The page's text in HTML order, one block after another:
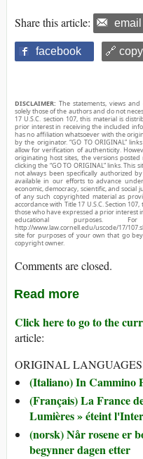
Share this article: email
facebook 🔗
DISCLAIMER: The statements, views
solely those of the authors and do not
17 U.S.C. section 107, this material is
prior interest in receiving the included
has no affiliation whatsoever with the
by the originator. “GO TO ORIGINAL”
allow for verification of authenticity.
originating host sites, the versions
clicking the “GO TO ORIGINAL” links.
not always been specifically authorized
available in our efforts to advance
economic, democracy, scientific, and social
of any such copyrighted material as
accordance with Title 17 U.S.C. Section
those who have expressed a prior
educational
http://www.law.cornell.edu/uscode/17/
site for purposes of your own that go
copyright owner.
Comments are closed.
Read more
Click here to go to the
article:
ORIGINAL
(Italiano) In Cammino
(Français) La France
Lumières » éteint
(norsk) Når rosene er
begynner dagen etter